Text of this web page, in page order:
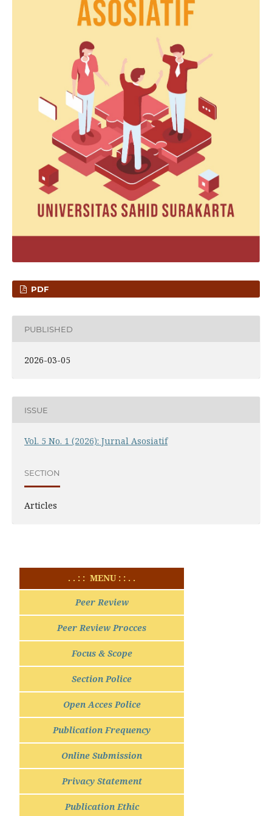
PDF
PUBLISHED
2026-03-05
ISSUE
Vol. 5 No. 1 (2026): Jurnal Asosiatif
SECTION
Articles
. . : : MENU : : . .
Peer Review
Peer Review Procces
Focus & Scope
Section Police
Open Acces Police
Publication Frequency
Online Submission
Privacy Statement
Publication Ethic